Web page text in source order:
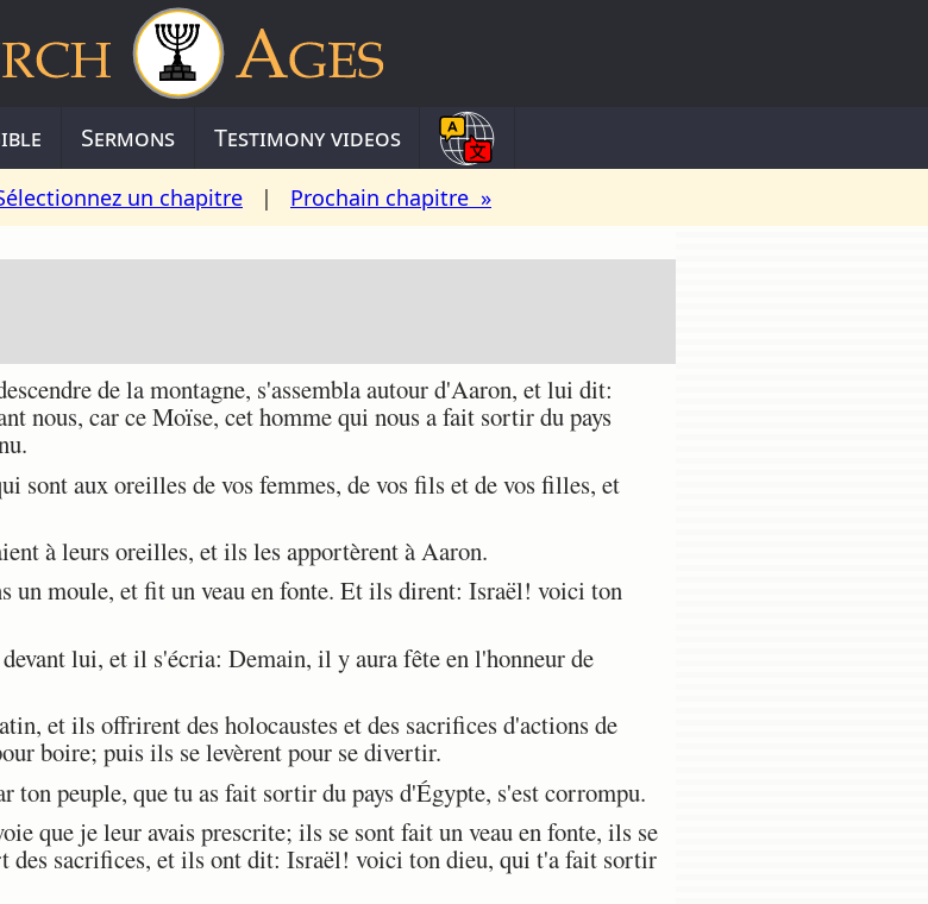
Sermons Testimony videos
un chapitre | Prochain chapitre »
de la montagne, s'assembla autour d'Aaron, et lui dit:
nous, car ce Moïse, cet homme qui nous a fait sortir du pays
sont aux oreilles de vos femmes, de vos fils et de vos filles, et
à leurs oreilles, et ils les apportèrent à Aaron.
un moule, et fit un veau en fonte. Et ils dirent: Israël! voici ton
lui, et il s'écria: Demain, il y aura fête en l'honneur de
et ils offrirent des holocaustes et des sacrifices d'actions de
boire; puis ils se levèrent pour se divertir.
ton peuple, que tu as fait sortir du pays d'Égypte, s'est corrompu.
que je leur avais prescrite; ils se sont fait un veau en fonte, ils se
des sacrifices, et ils ont dit: Israël! voici ton dieu, qui t'a fait sortir